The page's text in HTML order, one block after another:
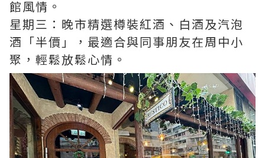
館風情。
星期三：晚市精選樽裝紅酒、白酒及汽泡
酒「半價」，最適合與同事朋友在周中小
聚，輕鬆放鬆心情。